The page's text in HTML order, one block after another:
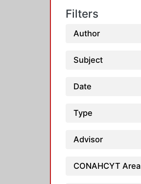
Filters
Author
Subject
Date
Type
Advisor
CONAHCYT Area